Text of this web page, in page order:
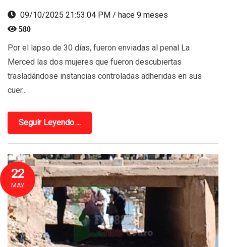
09/10/2025 21:53:04 PM / hace 9 meses
580
Por el lapso de 30 días, fueron enviadas al penal La
Merced las dos mujeres que fueron descubiertas
trasladándose instancias controladas adheridas en sus
cuer...
Seguir Leyendo ...
22
MAY